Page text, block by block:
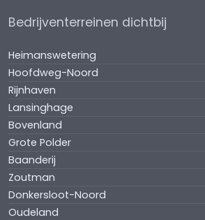
Bedrijventerreinen dichtbij
Heimanswetering
Hoofdweg-Noord
Rijnhaven
Lansinghage
Bovenland
Grote Polder
Baanderij
Zoutman
Donkersloot-Noord
Oudeland